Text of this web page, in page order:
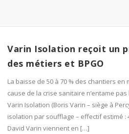
Varin Isolation reçoit un
des métiers et BPGO
La baisse de 50 à 70 % des chantiers
cause de la crise sanitaire n’entame
Varin Isolation (Boris Varin – siège à
isolation par soufflage – effectif estimé :
David Varin viennent en […]